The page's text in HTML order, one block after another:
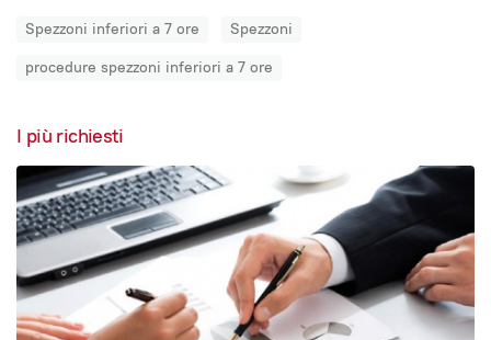
Spezzoni inferiori a 7 ore Spezzoni
procedure spezzoni inferiori a 7 ore
I più richiesti